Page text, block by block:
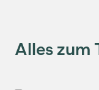
Alles zum